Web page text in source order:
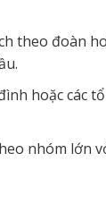
theo đoàn
hoặc các
nhóm lớn